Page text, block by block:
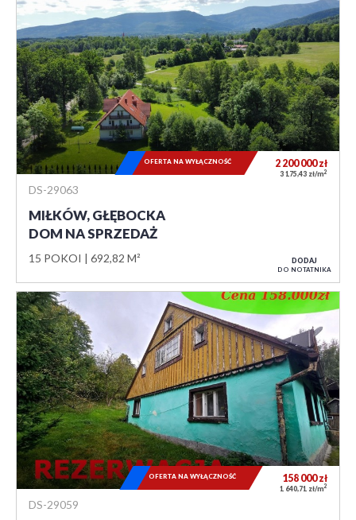
DS-29063
MIŁKÓW, GŁĘBOCKA
DOM NA SPRZEDAŻ
15 POKOI 692,82 M²
2 200 000zł
3 175,43 zł/m2
OFERTA NA WYŁĄCZNOŚĆ
DODAJ
DO NOTATNIKA
DS-29059
158 000zł
1 640,71 zł/m2
OFERTA NA WYŁĄCZNOŚĆ